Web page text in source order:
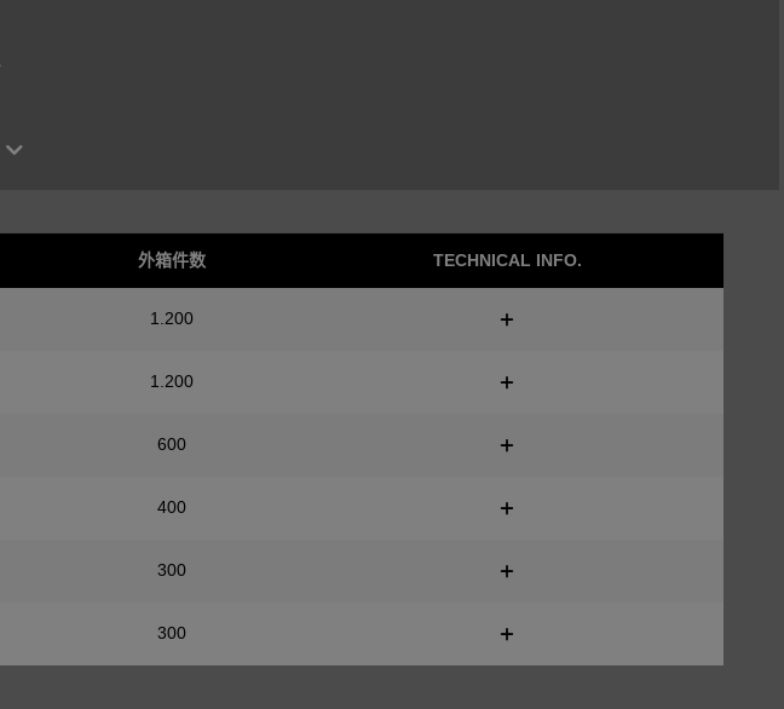
外箱件数 TECHNICAL INFO.
1.200
1.200
600
400
300
300